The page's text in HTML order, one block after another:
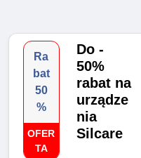
Ra
bat
50
%
OFER
TA
Do -
50%
rabat na
urządze
nia
Silcare